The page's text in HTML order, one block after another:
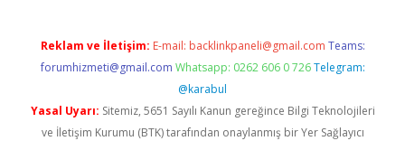
Reklam ve İletişim: E-mail: backlinkpaneli@gmail.com Teams:
forumhizmeti@gmail.com Whatsapp: 0262 606 0 726 Telegram:
@karabul
Yasal Uyarı: Sitemiz, 5651 Sayılı Kanun gereğince Bilgi Teknolojileri
ve İletişim Kurumu (BTK) tarafından onaylanmış bir Yer Sağlayıcı